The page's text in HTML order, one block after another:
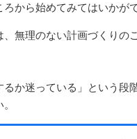
ろから始めてみてはいかが
、無理のない計画づくりの
るか迷っている」という段